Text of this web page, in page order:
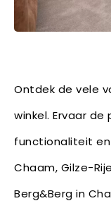
Ontdek de vele
winkel. Ervaar
functionaliteit en
Chaam, Gilze-
Berg&Berg in